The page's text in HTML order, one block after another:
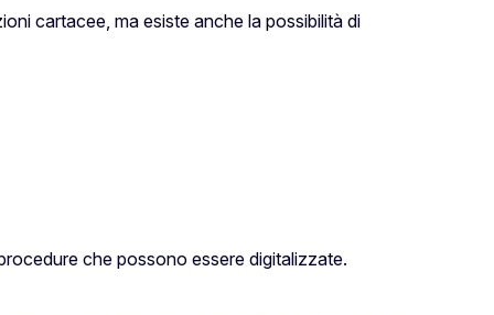
cartacee, ma esiste anche la possibilità di
che possono essere digitalizzate.